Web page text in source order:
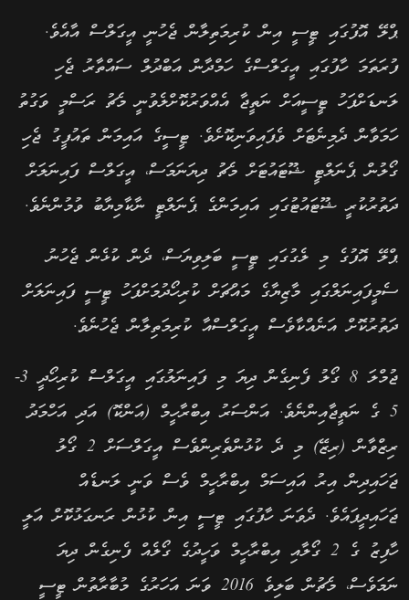
ޕްލޭ އޮފުގައި ޓީސީ އިން ކުރިމަތިލާން ޖެހުނީ އީގަލްސް އާއެވެ.
ފުރަތަމަ ހާފުގައި އީގަލްސްގެ ހަމްދާން އަބްދުލް ސައްތާރު ޖެހި
ލަނޑަށްފަހު ޓީސީއަށް ނަތީޖާ އެއްވަރުކޮށްލެވުނީ މެޗު ރަސްމީ ވަގުތު
ހަމަވާން ދެމިނެޓަށް ވެފައިވަނިކޮށެވެ. ޓީސީގެ އައިމަން ތައުފީގު ޖެހި
ގޯލުން ޕެނަލްޓީ ޝޫޓައުޓަށް މެޗު ދިޔަނަމަސް، އީގަލްސް ފައިނަލަށް
ދަތުރުކުރީ ޝޫޓައުޓުގައި އައިމަންގެ ޕެނަލްޓީ ނާކާމިޔާބު ވުމުންނެވެ.
ޕްލޭ އޮފުގެ މި ލެގުގައި ޓީސީ ބަލިވިޔަސް، ދެން ކުޅެން ޖެހުނު
ސެމީފައިނަލްގައި މާޒިޔާގެ މައްޗަށް ކުރިހޯދުމަށްފަހު ޓީސީ ފައިނަލަށް
ދަތުރުކޮށް އަނެއްކާވެސް އީގަލްސްއާ ކުރިމަތިލާން ޖެހުނެވެ.
ޖުމްލަ 8 ގޯލު ފެނިގެން ދިޔަ މި ފައިނަލުގައި އީގަލްސް ކުރިހޯދީ 3-
5 ގެ ނަތީޖާއިންނެވެ. އަންސަރު އިބްރާހީމް (އަންކޮ) އަދި އަހްމަދު
ރިޒްވާން (ރިޒޭ) މި ދެ ކުޅުންތެރިންވެސް އީގަލްސަށް 2 ގޯލު
ޖަހައިދިން އިރު އައިސަމް އިބްރާހީމް ވެސް ވަނީ ލަނޑެއް
ޖަހައިދީފައެވެ. ދެވަނަ ހާފުގައި ޓީސީ އިން ކުޅުން ރަނގަޅުކޮށް އަލީ
ހާފިޒު ގެ 2 ގޯލާއި އިބްރާހީމް ވަހީދުގެ ގޯލެއް ފެނިގެން ދިޔަ
ނަމަވެސް، މެޗުން ބަލިވެ 2016 ވަނަ އަހަރުގެ މުބާރާތުން ޓީސީ